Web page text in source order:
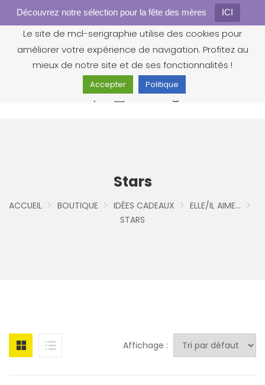
Découvrez notre sélection pour la fête des mères ICI
0
Stars
ACCUEIL BOUTIQUE IDÉES CADEAUX
ELLE/IL AIME...
STARS
Affichage :
Gestion des cookies
Le site de mcl-serigraphie utilise des cookies pour
améliorer votre expérience de navigation. Profitez au
mieux de notre site et de ses fonctionnalités !
Accepter Politique